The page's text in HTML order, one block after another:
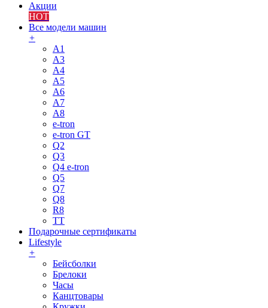
Акции
HOT
Все модели машин
+
A1
A3
A4
A5
A6
A7
A8
e-tron
e-tron GT
Q2
Q3
Q4 e-tron
Q5
Q7
Q8
R8
TT
Подарочные сертификаты
Lifestyle
+
Бейсболки
Брелоки
Часы
Канцтовары